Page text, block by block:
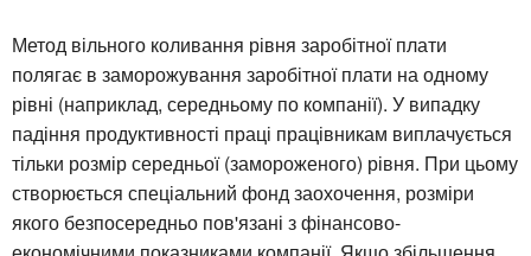
Метод вільного коливання рівня заробітної плати
полягає в заморожування заробітної плати на одному
рівні (наприклад, середньому по компанії). У випадку
падіння продуктивності праці працівникам виплачується
тільки розмір середньої (замороженого) рівня. При цьому
створюється спеціальний фонд заохочення, розміри
якого безпосередньо пов'язані з фінансово-